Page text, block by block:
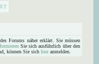
Forums näher erklärt. Sie müssen
Sie sich ausführlich über den
können Sie sich hieranmelden.